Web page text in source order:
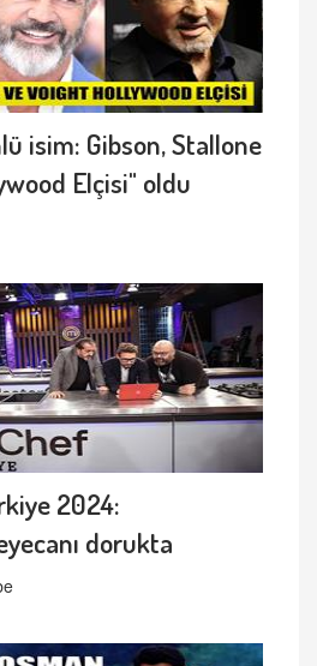
isim: Gibson, Stallone
Elçisi" oldu
2024:
dorukta